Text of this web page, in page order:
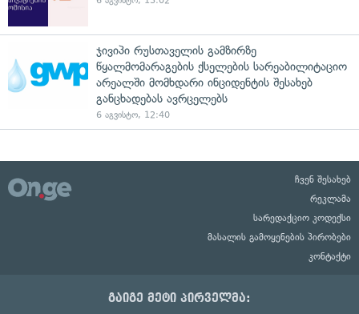
ჯივიპი რუსთაველის გამზირზე
წყალმომარაგების ქსელების სარეაბილიტაციო
არეალში მომხდარი ინციდენტის შესახებ
განცხადებას ავრცელებს
6 აგვისტო, 12:40
ჩვენ შესახებ
რეკლამა
სარედაქციო კოდექსი
მასალის გამოყენების პირობები
კონტაქტი
გაიგე მეტი პირველმა: